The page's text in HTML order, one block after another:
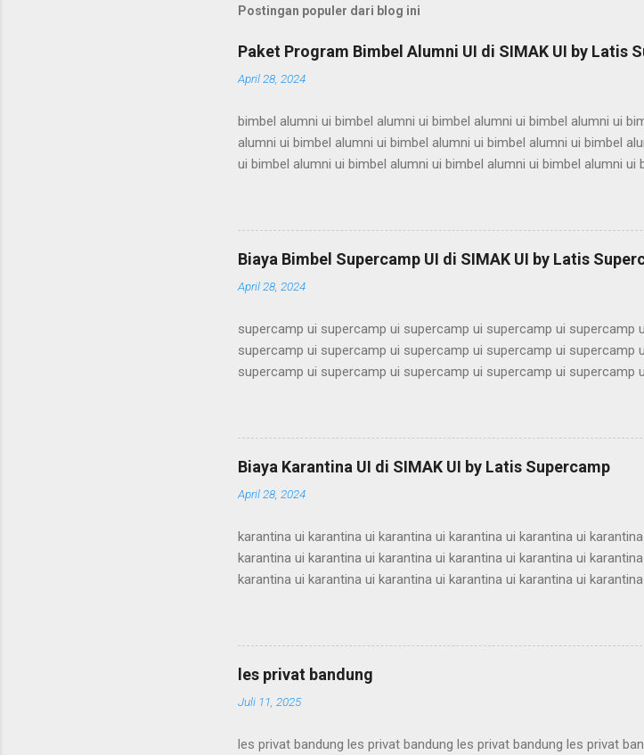
Postingan populer dari blog ini
Paket Program Bimbel Alumni UI di SIMAK UI by Latis
April 28, 2024
bimbel alumni ui bimbel alumni ui bimbel alumni ui bimbel alumni ui
alumni ui bimbel alumni ui bimbel alumni ui bimbel alumni ui bimbel
ui bimbel alumni ui bimbel alumni ui bimbel alumni ui bimbel alumni
alumni ui bimbel alumni ui bimbel alumni ui bimbel alumni ui bimbel
ui bimbel alumni ui bimbel alumni ui bimbel alumni ui bimbel alumni
bimbel alumni ui bimbel alumni ui bimbel alumni ui bimbel alumni ui
alumni ui bimbel alumni ui bimbel alumni ui bimbel alumni ui bimbel alu...
Biaya Bimbel Supercamp UI di SIMAK UI by Latis
April 28, 2024
supercamp ui supercamp ui supercamp ui supercamp ui supercamp
supercamp ui supercamp ui supercamp ui supercamp ui supercamp
supercamp ui supercamp ui supercamp ui supercamp ui supercamp
supercamp ui supercamp ui supercamp ui supercamp ui
supercamp ui supercamp ui supercamp ui supercamp ui supercamp
supercamp ui supercamp ui supercamp ui supercamp ui supercamp
supercamp ui supercamp ui supercamp ui supercamp ui supercamp
supercamp ui supercamp ui supercamp ui supercamp ui supercamp
Biaya Karantina UI di SIMAK UI by Latis Supercamp
April 28, 2024
karantina ui karantina ui karantina ui karantina ui karantina ui
karantina ui karantina ui karantina ui karantina ui karantina ui
karantina ui karantina ui karantina ui karantina ui karantina ui
karantina ui karantina ui karantina ui karantina ui karantina ui
karantina ui karantina ui karantina ui karantina ui karantina ui
karantina ui karantina ui karantina ui karantina ui karantina ui
karantina ui karant...
les privat bandung
Juli 11, 2025
les privat bandung les privat bandung les privat bandung les privat